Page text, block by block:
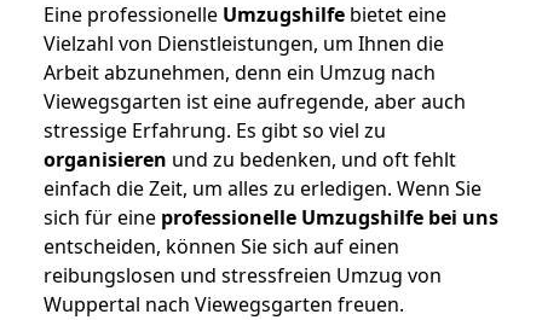
Eine professionelle Umzugshilfe bietet eine
Vielzahl von Dienstleistungen, um Ihnen die
Arbeit abzunehmen, denn ein Umzug nach
Viewegsgarten ist eine aufregende, aber auch
stressige Erfahrung. Es gibt so viel zu
organisieren und zu bedenken, und oft fehlt
einfach die Zeit, um alles zu erledigen. Wenn Sie
sich für eine professionelle Umzugshilfe bei uns
entscheiden, können Sie sich auf einen
reibungslosen und stressfreien Umzug von
Wuppertal nach Viewegsgarten freuen.